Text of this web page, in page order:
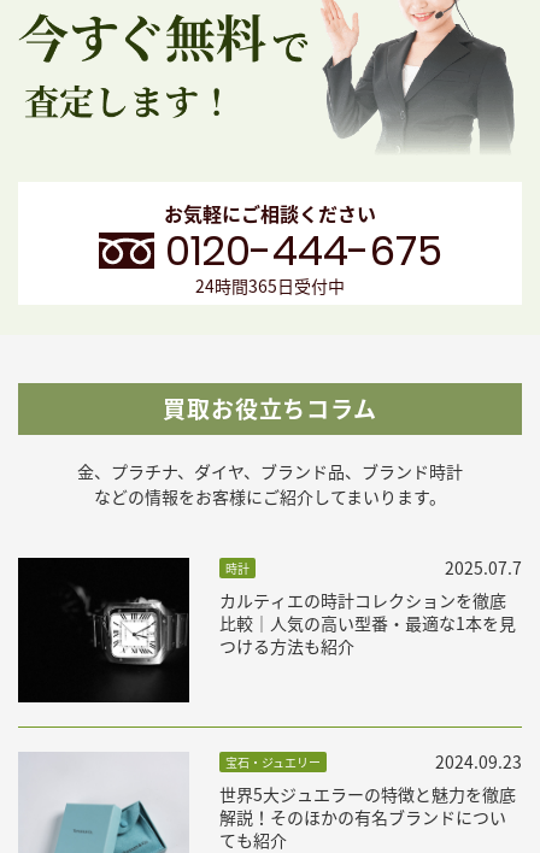
お気軽にご相談ください
0120-444-675
24時間365日受付中
買取お役立ちコラム
金、プラチナ、ダイヤ、ブランド品、ブランド時計
などの情報をお客様にご紹介してまいります。
時計
カルティエの時計コレクションを徹底
比較｜人気の高い型番・最適な1本を見
つける方法も紹介
2025.07.7
宝石・ジュエリー
世界5大ジュエラーの特徴と魅力を徹底
解説！そのほかの有名ブランドについ
ても紹介
2024.09.23